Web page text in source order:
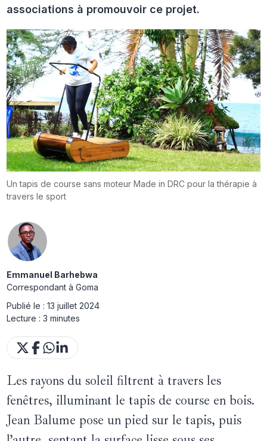
associations à promouvoir ce projet.
Un tapis de course sans moteur Made in DRC pour la thérapie à
travers le sport
Emmanuel Barhebwa
Correspondant à Goma
Publié le :13 juillet 2024
Lecture :3 minutes
Les rayons du soleil filtrent à travers les
fenêtres, illuminant le tapis de course en bois.
Jean Balume pose un pied sur le tapis, puis